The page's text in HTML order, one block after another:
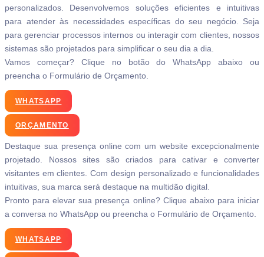
personalizados. Desenvolvemos soluções eficientes e intuitivas
para atender às necessidades específicas do seu negócio. Seja
para gerenciar processos internos ou interagir com clientes, nossos
sistemas são projetados para simplificar o seu dia a dia.
Vamos começar? Clique no botão do WhatsApp abaixo ou
preencha o Formulário de Orçamento.
WHATSAPP
ORÇAMENTO
Destaque sua presença online com um website excepcionalmente
projetado. Nossos sites são criados para cativar e converter
visitantes em clientes. Com design personalizado e funcionalidades
intuitivas, sua marca será destaque na multidão digital.
Pronto para elevar sua presença online? Clique abaixo para iniciar
a conversa no WhatsApp ou preencha o Formulário de Orçamento.
WHATSAPP